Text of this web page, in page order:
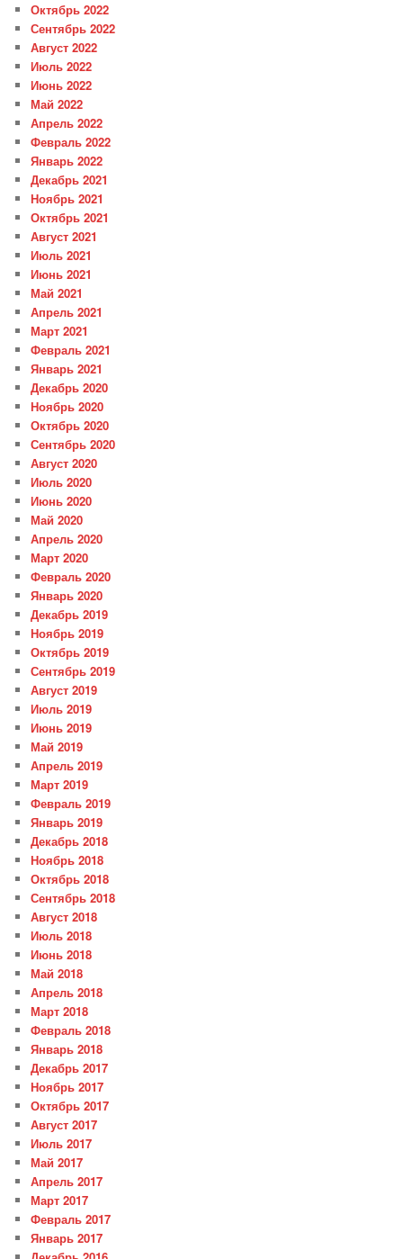
Октябрь 2022
Сентябрь 2022
Август 2022
Июль 2022
Июнь 2022
Май 2022
Апрель 2022
Февраль 2022
Январь 2022
Декабрь 2021
Ноябрь 2021
Октябрь 2021
Август 2021
Июль 2021
Июнь 2021
Май 2021
Апрель 2021
Март 2021
Февраль 2021
Январь 2021
Декабрь 2020
Ноябрь 2020
Октябрь 2020
Сентябрь 2020
Август 2020
Июль 2020
Июнь 2020
Май 2020
Апрель 2020
Март 2020
Февраль 2020
Январь 2020
Декабрь 2019
Ноябрь 2019
Октябрь 2019
Сентябрь 2019
Август 2019
Июль 2019
Июнь 2019
Май 2019
Апрель 2019
Март 2019
Февраль 2019
Январь 2019
Декабрь 2018
Ноябрь 2018
Октябрь 2018
Сентябрь 2018
Август 2018
Июль 2018
Июнь 2018
Май 2018
Апрель 2018
Март 2018
Февраль 2018
Январь 2018
Декабрь 2017
Ноябрь 2017
Октябрь 2017
Август 2017
Июль 2017
Май 2017
Апрель 2017
Март 2017
Февраль 2017
Январь 2017